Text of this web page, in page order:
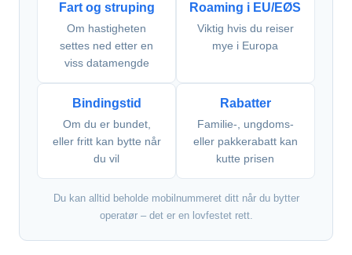
Fart og struping
Om hastigheten
settes ned etter en
viss datamengde
Roaming i EU/EØS
Viktig hvis du reiser
mye i Europa
Bindingstid
Om du er bundet,
eller fritt kan bytte når
du vil
Rabatter
Familie-, ungdoms-
eller pakkerabatt kan
kutte prisen
Du kan alltid beholde mobilnummeret ditt når du bytter
operatør – det er en lovfestet rett.